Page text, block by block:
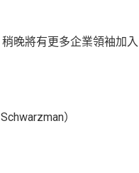
晚將有更多企業領袖加入
）